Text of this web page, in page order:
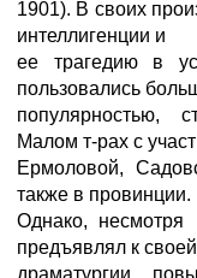
1901). В своих
интеллигенции и
ее трагедию в
пользовались
популярностью,
Малом т-рах с
Ермоловой,
также в провинции.
Однако,
предъявлял к своей
драматургии